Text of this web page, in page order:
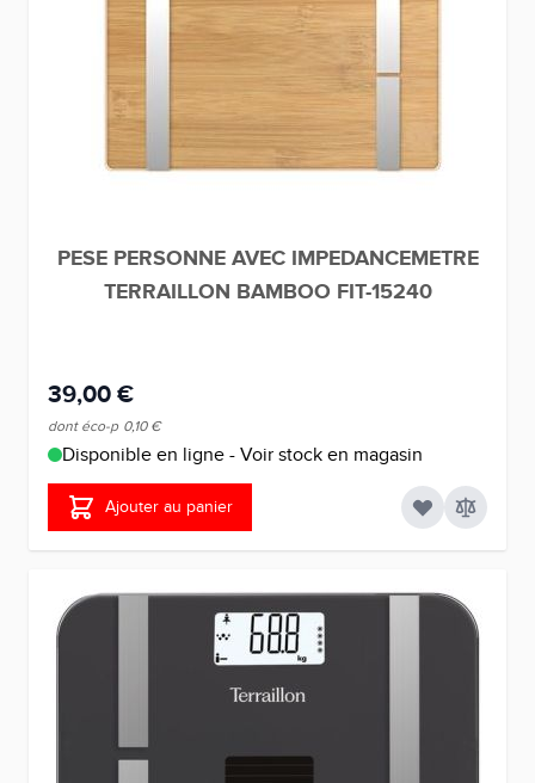
PESE PERSONNE AVEC IMPEDANCEMETRE
TERRAILLON BAMBOO FIT-15240
39,00 €
dont éco-p 0,10 €
Disponible en ligne - Voir stock en magasin
Ajouter au panier